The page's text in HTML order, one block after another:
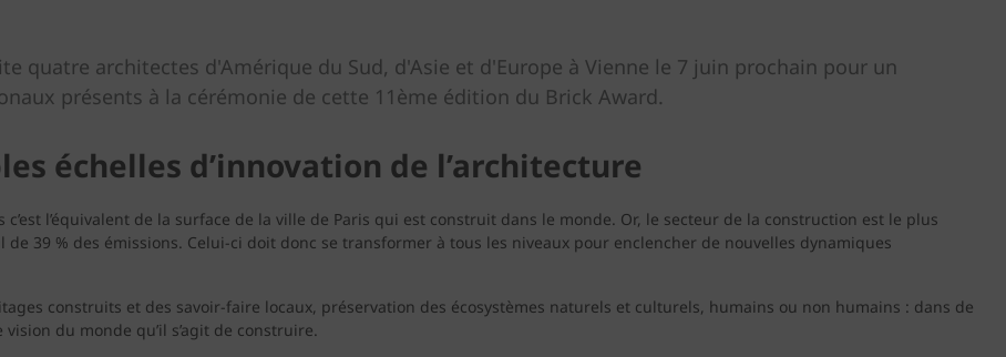
quatre architectes d'Amérique du Sud, d'Asie et d'Europe à Vienne le 7 juin prochain pour un
présents à la cérémonie de cette 11ème édition du Brick Award.
échelles d’innovation de l’architecture
l’équivalent de la surface de la ville de Paris qui est construit dans le monde. Or, le secteur de la construction est le plus
39 % des émissions. Celui-ci doit donc se transformer à tous les niveaux pour enclencher de nouvelles dynamiques
construits et des savoir-faire locaux, préservation des écosystèmes naturels et culturels, humains ou non humains : dans de
du monde qu’il s’agit de construire.